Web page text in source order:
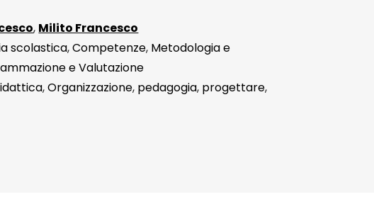
, Milito Francesco
scolastica,Competenze, Metodologia e
e Valutazione
,Organizzazione, pedagogia, progettare,